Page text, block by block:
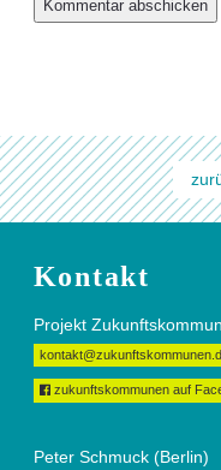
Kontakt
Projekt
zukunftskommunen auf
Peter Schmuck (Berlin)